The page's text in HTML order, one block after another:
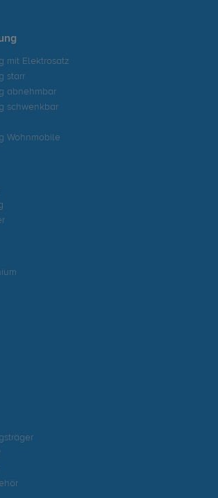
mit Elektrosatz
starr
abnehmbar
schwenkbar
Wohnmobile